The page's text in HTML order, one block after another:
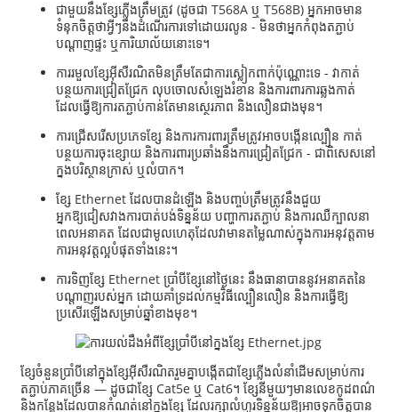
ជាមួយនឹងខ្សែភ្លើងត្រឹមត្រូវ (ដូចជា T568A ឬ T568B) អ្នកអាចមាន
ទំនុកចិត្តថាអ្វីៗនឹងដំណើរការទៅដោយរលូន - មិនថាអ្នកកំពុងតភ្ជាប់
បណ្តាញផ្ទះ ឬការិយាល័យនោះទេ។
ការរមួលខ្សែអ៊ីសឺរណិតមិនត្រឹមតែជាការស្លៀកពាក់ប៉ុណ្ណោះទេ - វាកាត់
បន្ថយការជ្រៀតជ្រែក លុបចោលសំឡេងរំខាន និងការពារការឆ្លងកាត់
ដែលធ្វើឱ្យការតភ្ជាប់កាន់តែមានស្ថេរភាព និងលឿនជាងមុន។
ការជ្រើសរើសប្រភេទខ្សែ និងការការពារត្រឹមត្រូវអាចបង្កើនល្បឿន កាត់
បន្ថយការចុះខ្សោយ និងការពារប្រឆាំងនឹងការជ្រៀតជ្រែក - ជាពិសេសនៅ
ក្នុងបរិស្ថានក្រាស់ ឬលំបាក។
ខ្សែ Ethernet ដែលបានដំឡើង និងបញ្ចប់ត្រឹមត្រូវនឹងជួយ
អ្នកឱ្យជៀសវាងការបាត់បង់ទិន្នន័យ បញ្ហាការតភ្ជាប់ និងការឈឺក្បាលនា
ពេលអនាគត ដែលជាមូលហេតុដែលវាមានតម្លៃណាស់ក្នុងការអនុវត្តតាម
ការអនុវត្តល្អបំផុតទាំងនេះ។
ការទិញខ្សែ Ethernet ប្រាំបីខ្សែនៅថ្ងៃនេះ នឹងធានាបាននូវអនាគតនៃ
បណ្តាញរបស់អ្នក ដោយគាំទ្រដល់កម្មវិធីល្បឿនលឿន និងការធ្វើឱ្យ
ប្រសើរឡើងសម្រាប់ឆ្នាំខាងមុខ។
ខ្សែចំនួនប្រាំបីនៅក្នុងខ្សែអ៊ីសឺរណិតរួមគ្នាបង្កើតជាខ្សែភ្លើងលំនាំដើមសម្រាប់ការ
តភ្ជាប់ភាគច្រើន — ដូចជាខ្សែ Cat5e ឬ Cat6។ ខ្សែនីមួយៗមានលេខកូដពណ៌
និងកន្លែងដែលបានកំណត់នៅក្នុងខ្សែ ដែលរក្សាលំហូរទិន្នន័យឱ្យអាចទុកចិត្តបាន